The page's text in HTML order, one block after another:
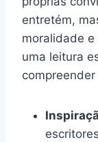
entretém,
moralidade
uma leitura